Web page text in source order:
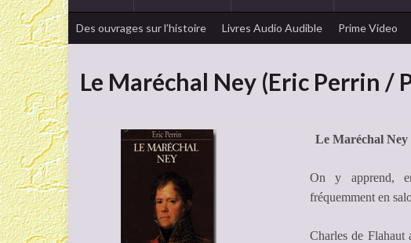
Des ouvrages sur l’histoire Livres Audio Audible Prime Video
Le Maréchal Ney (Eric Perrin /
Le Maréchal
On y apprend,
fréquemment en
Charles de Flahaut